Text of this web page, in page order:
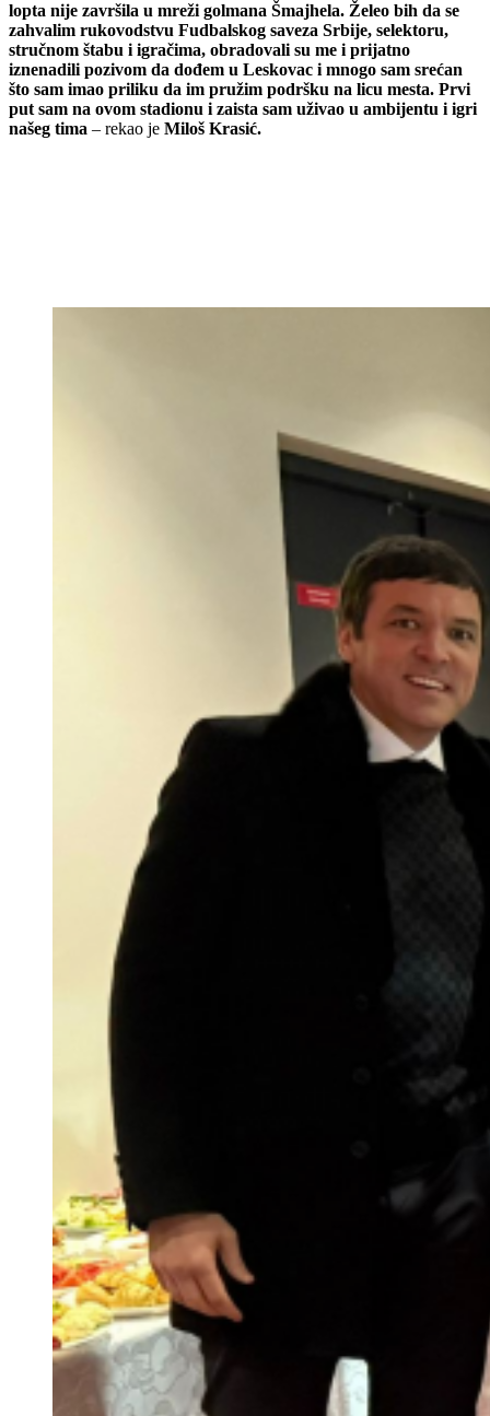
lopta nije završila u mreži golmana Šmajhela. Želeo bih da se
zahvalim rukovodstvu Fudbalskog saveza Srbije, selektoru,
stručnom štabu i igračima, obradovali su me i prijatno
iznenadili pozivom da dođem u Leskovac i mnogo sam srećan
što sam imao priliku da im pružim podršku na licu mesta. Prvi
put sam na ovom stadionu i zaista sam uživao u ambijentu i igri
našeg tima – rekao je Miloš Krasić.